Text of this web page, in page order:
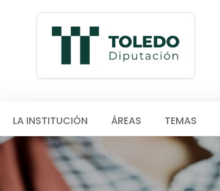
LA INSTITUCIÓN ÁREAS TEMAS